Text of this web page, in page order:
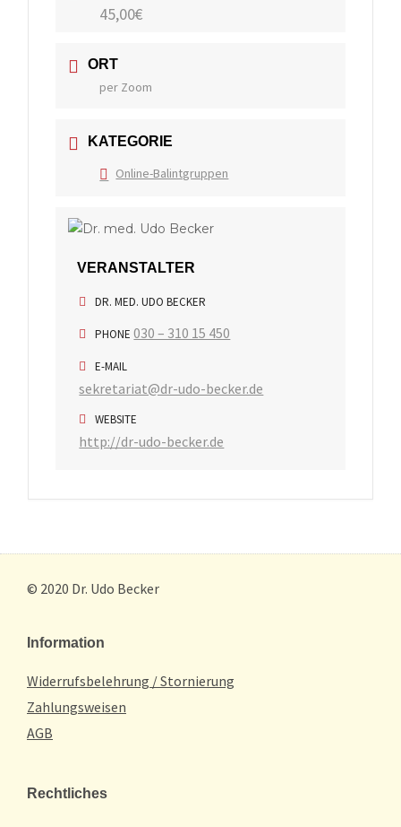
45,00€
ORT
per Zoom
KATEGORIE
Online-Balintgruppen
VERANSTALTER
DR. MED. UDO BECKER
PHONE 030 – 310 15 450
E-MAIL
sekretariat@dr-udo-becker.de
WEBSITE
http://dr-udo-becker.de
© 2020 Dr. Udo Becker
Information
Widerrufsbelehrung / Stornierung
Zahlungsweisen
AGB
Rechtliches